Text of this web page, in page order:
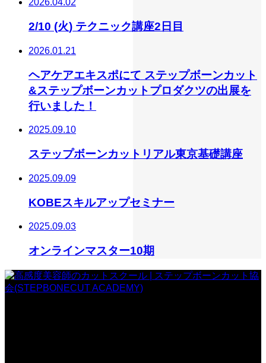
2026.04.02
2/10 (火) テクニック講座2日目
2026.01.21
ヘアケアエキスポにて ステップボーンカット
&ステップボーンカットプロダクツの出展を
行いました！
2025.09.10
ステップボーンカットリアル東京基礎講座
2025.09.09
KOBEスキルアップセミナー
2025.09.03
オンラインマスター10期